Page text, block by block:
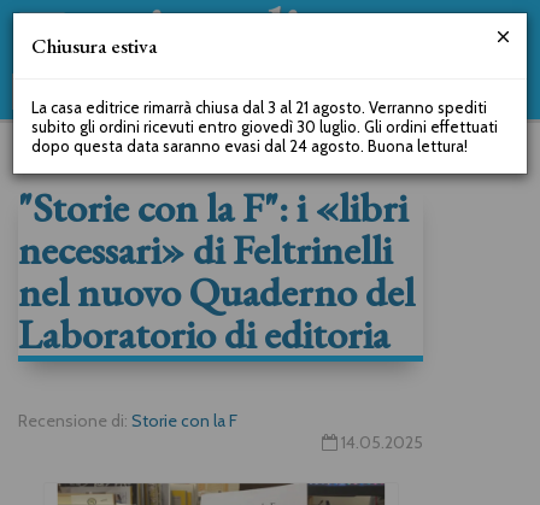
"Storie con la F": i «libri
necessari» di Feltrinelli
nel nuovo Quaderno del
Laboratorio di editoria
Recensione di: Storie con la F
14.05.2025
Chiusura estiva
La casa editrice rimarrà chiusa dal 3 al 21 agosto. Verranno spediti
subito gli ordini ricevuti entro giovedì 30 luglio. Gli ordini effettuati
dopo questa data saranno evasi dal 24 agosto. Buona lettura!